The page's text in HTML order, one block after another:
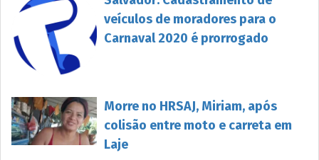
veículos de moradores para o
Carnaval 2020 é prorrogado
Morre no HRSAJ, Miriam, após
colisão entre moto e carreta em
Laje